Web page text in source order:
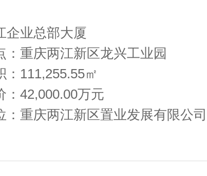
企业总部大厦
：重庆两江新区龙兴工业园
：111,255.55㎡
：42,000.00万元
：重庆两江新区置业发展有限公司